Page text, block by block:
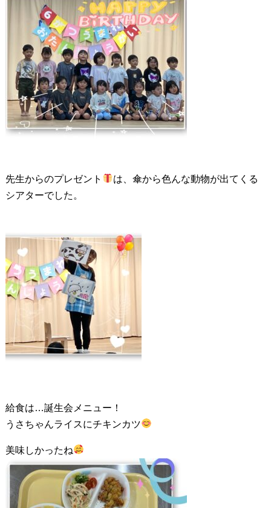
先生からのプレゼント
は、傘から色んな動物が出てくる
シアターでした。
給食は…誕生会メニュー！
うさちゃんライスにチキンカツ
美味しかったね